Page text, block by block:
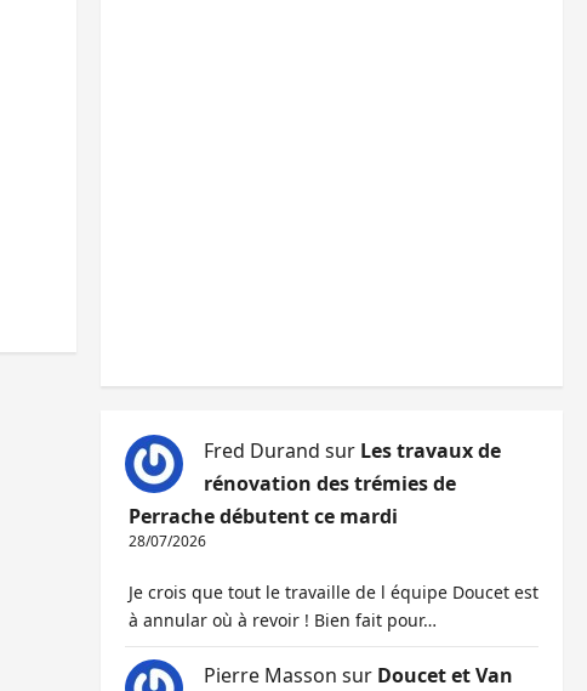
Fred Durand sur Les travaux de
rénovation des trémies de
Perrache débutent ce mardi
28/07/2026
Je crois que tout le travaille de l équipe Doucet est
à annular où à revoir ! Bien fait pour…
Pierre Masson sur Doucet et Van